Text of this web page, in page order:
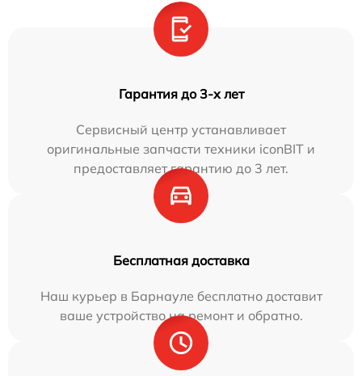
Гарантия до 3-х лет
Сервисный центр устанавливает
оригинальные запчасти техники iconBIT и
предоставляет гарантию до 3 лет.
Бесплатная доставка
Наш курьер в Барнауле бесплатно доставит
ваше устройство на ремонт и обратно.